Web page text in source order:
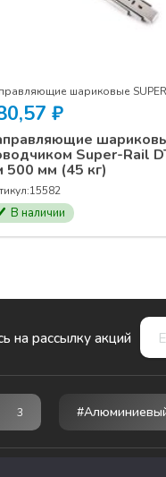
шариковые
₽
Super-Rail
500 мм (45 кг)
15582
В наличии
на рассылку акций
3